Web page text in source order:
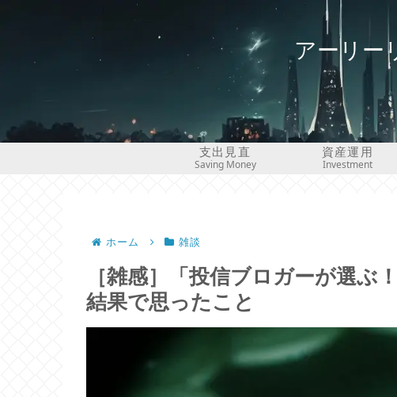
アーリー
支出見直
Saving Money
資産運用
Investment
ホーム 雑談
［雑感］「投信ブロガーが選ぶ
結果で思ったこと